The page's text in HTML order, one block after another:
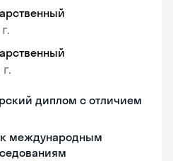
диплом с отличием
к международным